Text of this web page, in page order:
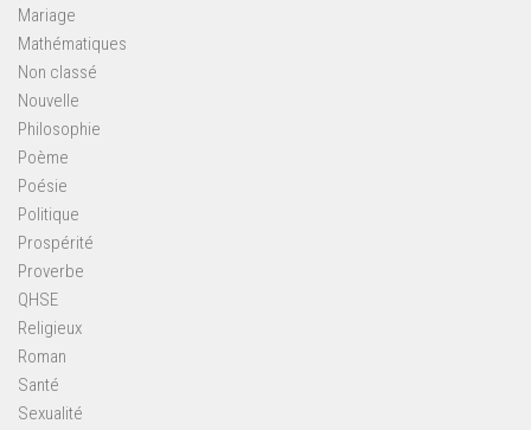
Mariage
Mathématiques
Non classé
Nouvelle
Philosophie
Poème
Poésie
Politique
Prospérité
Proverbe
QHSE
Religieux
Roman
Santé
Sexualité